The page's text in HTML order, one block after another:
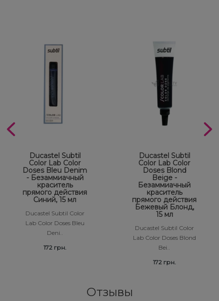
Ducastel Subtil
Color Lab Color
Doses Bleu Denim
- Безаммиачный
краситель
прямого действия
Синий, 15 мл
Ducastel Subtil Color
Lab Color Doses Bleu
Deni..
172 грн.
Ducastel Subtil
Color Lab Color
Doses Blond
Beige -
Безаммиачный
краситель
прямого действия
Бежевый Блонд,
15 мл
Ducastel Subtil Color
Lab Color Doses Blond
Bei..
172 грн.
Отзывы